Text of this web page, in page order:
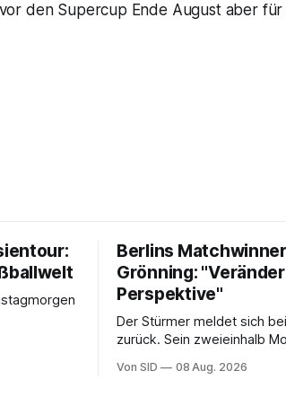
den Supercup Ende August aber
Berlins Matchwinner
Grönning:
Perspektive"
Der Stürmer meldet sich
zurück. Sein zweieinhalb
Von SID 08 Aug. 2026